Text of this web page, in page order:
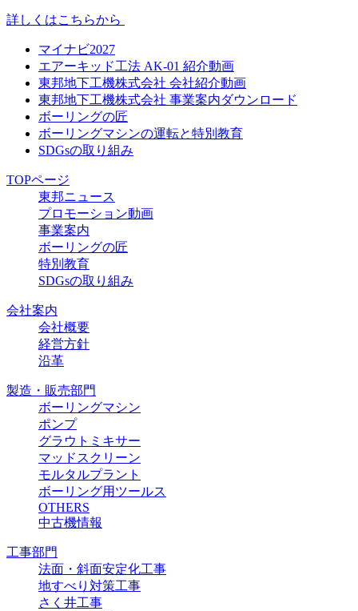
詳しくはこちらから
マイナビ2027
エアーキッド工法 AK-01 紹介動画
東邦地下工機株式会社 会社紹介動画
東邦地下工機株式会社 事業案内ダウンロード
ボーリングの匠
ボーリングマシンの運転と特別教育
SDGsの取り組み
TOPページ
東邦ニュース
プロモーション動画
事業案内
ボーリングの匠
特別教育
SDGsの取り組み
会社案内
会社概要
経営方針
沿革
製造・販売部門
ボーリングマシン
ポンプ
グラウトミキサー
マッドスクリーン
モルタルプラント
ボーリング用ツールス
OTHERS
中古機情報
工事部門
法面・斜面安定化工事
地すべり対策工事
さく井工事